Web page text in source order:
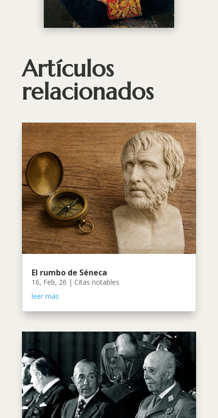
Artículos
relacionados
El rumbo de Séneca
16, Feb, 26 | Citas notables
leer más